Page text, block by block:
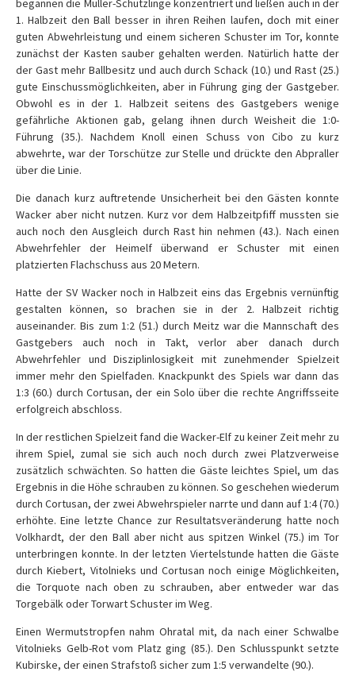
begannen die Müller-Schützlinge konzentriert und ließen auch in der
1. Halbzeit den Ball besser in ihren Reihen laufen, doch mit einer
guten Abwehrleistung und einem sicheren Schuster im Tor, konnte
zunächst der Kasten sauber gehalten werden. Natürlich hatte der
der Gast mehr Ballbesitz und auch durch Schack (10.) und Rast (25.)
gute Einschussmöglichkeiten, aber in Führung ging der Gastgeber.
Obwohl es in der 1. Halbzeit seitens des Gastgebers wenige
gefährliche Aktionen gab, gelang ihnen durch Weisheit die 1:0-
Führung (35.). Nachdem Knoll einen Schuss von Cibo zu kurz
abwehrte, war der Torschütze zur Stelle und drückte den Abpraller
über die Linie.
Die danach kurz auftretende Unsicherheit bei den Gästen konnte
Wacker aber nicht nutzen. Kurz vor dem Halbzeitpfiff mussten sie
auch noch den Ausgleich durch Rast hin nehmen (43.). Nach einen
Abwehrfehler der Heimelf überwand er Schuster mit einen
platzierten Flachschuss aus 20 Metern.
Hatte der SV Wacker noch in Halbzeit eins das Ergebnis vernünftig
gestalten können, so brachen sie in der 2. Halbzeit richtig
auseinander. Bis zum 1:2 (51.) durch Meitz war die Mannschaft des
Gastgebers auch noch in Takt, verlor aber danach durch
Abwehrfehler und Disziplinlosigkeit mit zunehmender Spielzeit
immer mehr den Spielfaden. Knackpunkt des Spiels war dann das
1:3 (60.) durch Cortusan, der ein Solo über die rechte Angriffsseite
erfolgreich abschloss.
In der restlichen Spielzeit fand die Wacker-Elf zu keiner Zeit mehr zu
ihrem Spiel, zumal sie sich auch noch durch zwei Platzverweise
zusätzlich schwächten. So hatten die Gäste leichtes Spiel, um das
Ergebnis in die Höhe schrauben zu können. So geschehen wiederum
durch Cortusan, der zwei Abwehrspieler narrte und dann auf 1:4 (70.)
erhöhte. Eine letzte Chance zur Resultatsveränderung hatte noch
Volkhardt, der den Ball aber nicht aus spitzen Winkel (75.) im Tor
unterbringen konnte. In der letzten Viertelstunde hatten die Gäste
durch Kiebert, Vitolnieks und Cortusan noch einige Möglichkeiten,
die Torquote nach oben zu schrauben, aber entweder war das
Torgebälk oder Torwart Schuster im Weg.
Einen Wermutstropfen nahm Ohratal mit, da nach einer Schwalbe
Vitolnieks Gelb-Rot vom Platz ging (85.). Den Schlusspunkt setzte
Kubirske, der einen Strafstoß sicher zum 1:5 verwandelte (90.).